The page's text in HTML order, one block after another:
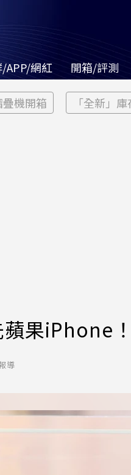
APP/網紅 開箱/評測
疊機開箱 「全新」
果iPhone
導